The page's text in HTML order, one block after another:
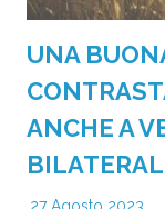
UNA
ANCHE A